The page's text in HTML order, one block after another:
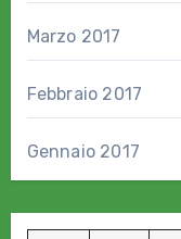
Marzo 2017
Febbraio 2017
Gennaio 2017